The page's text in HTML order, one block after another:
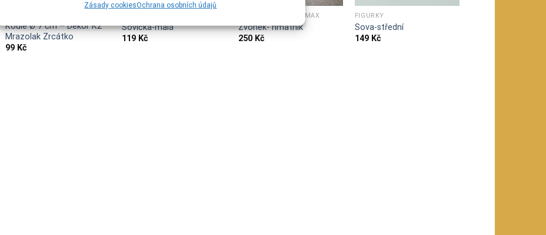
Zásady cookiesOchrana osobních údajů
Koule Ø 7 cm – Dekor K2
Mrazolak Zrcátko
99 Kč
Sovička-malá
119 Kč
ANDÍLCI A ZVONY SIMAX
Zvonek- hmatník
250 Kč
FIGURKY
Sova-střední
149 Kč